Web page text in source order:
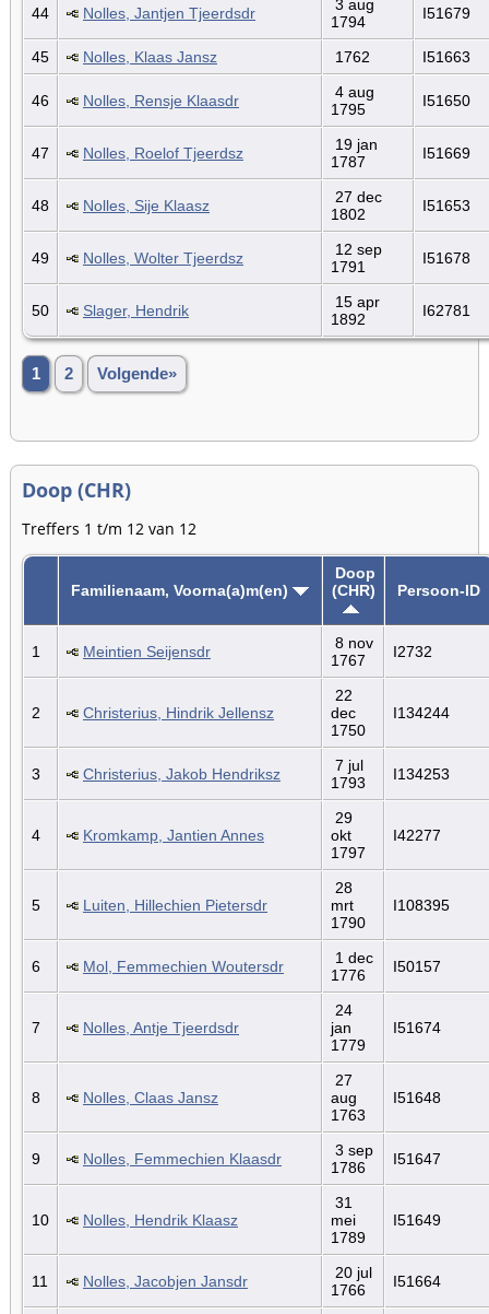
44 Nolles, Jantjen Tjeerdsdr
3 aug
1794
I51679
45 Nolles, Klaas Jansz 1762 I51663
46 Nolles, Rensje Klaasdr
4 aug
1795
I51650
47 Nolles, Roelof Tjeerdsz
19 jan
1787
I51669
48 Nolles, Sije Klaasz
27 dec
1802
I51653
49 Nolles, Wolter Tjeerdsz
12 sep
1791
I51678
50 Slager, Hendrik
15 apr
1892
I62781
1 2 Volgende»
Doop (CHR)
Treffers 1 t/m 12 van 12
Familienaam, Voorna(a)m(en)
Doop
(CHR)
Persoon-ID
1 Meintien Seijensdr
8 nov
1767
I2732
2 Christerius, Hindrik Jellensz
22
dec
1750
I134244
3 Christerius, Jakob Hendriksz
7 jul
1793
I134253
4 Kromkamp, Jantien Annes
29
okt
1797
I42277
5 Luiten, Hillechien Pietersdr
28
mrt
1790
I108395
6 Mol, Femmechien Woutersdr
1 dec
1776
I50157
7 Nolles, Antje Tjeerdsdr
24
jan
1779
I51674
8 Nolles, Claas Jansz
27
aug
1763
I51648
9 Nolles, Femmechien Klaasdr
3 sep
1786
I51647
10 Nolles, Hendrik Klaasz
31
mei
1789
I51649
11 Nolles, Jacobjen Jansdr
20 jul
1766
I51664